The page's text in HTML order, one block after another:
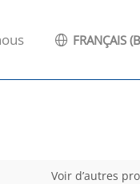
FRANÇAIS
Voir d’autres